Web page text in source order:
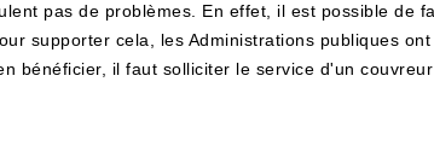
pas de problèmes. En effet, il est possible de
supporter cela, les Administrations publiques ont
bénéficier, il faut solliciter le service d'un couvreur